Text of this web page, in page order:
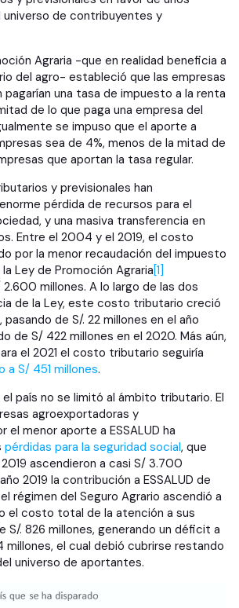
de contribuyentes y
Agraria -que en realidad beneficia a
del agro- estableció que las empresas
pagarían una tasa de impuesto a la renta
de lo que paga una empresa del
se impuso que el aporte a
sea de 4%, menos de la mitad de
que aportan la tasa regular.
y previsionales han
pérdida de recursos para el
y una masiva transferencia en
Entre el 2004 y el 2019, el costo
por la menor recaudación del impuesto
Ley de Promoción Agraria[1]
millones. A lo largo de las dos
de la Ley, este costo tributario creció
de S/. 22 millones en el año
de S/ 422 millones en el 2020. Más aún,
el 2021 el costo tributario seguiría
a S/ 451 millones.
país no se limitó al ámbito tributario. El
agroexportadoras y
el menor aporte a ESSALUD ha
pérdidas para la seguridad social, que
ascendieron a casi S/ 3.700
2019 la contribución a ESSALUD de
régimen del Seguro Agrario ascendió a
el costo total de la atención a sus
S/. 826 millones, generando un déficit a
millones, el cual debió cubrirse restando
universo de aportantes.